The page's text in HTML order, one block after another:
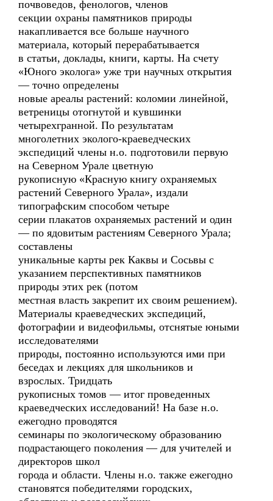
почвоведов, фенологов, членов
секции охраны памятников природы
накапливается все больше научного
материала, который перерабатывается
в статьи, доклады, книги, карты. На счету
«Юного эколога» уже три научных открытия
— точно определены
новые ареалы растений: коломии линейной,
ветреницы отогнутой и кувшинки
четырехгранной. По результатам
многолетних эколого-краеведческих
экспедиций члены н.о. подготовили первую
на Северном Урале цветную
рукописную «Красную книгу охраняемых
растений Северного Урала», издали
типографским способом четыре
серии плакатов охраняемых растений и один
— по ядовитым растениям Северного Урала;
составлены
уникальные карты рек Каквы и Сосьвы с
указанием перспективных памятников
природы этих рек (потом
местная власть закрепит их своим решением).
Материалы краеведческих экспедиций,
фотографии и видеофильмы, отснятые юными
исследователями
природы, постоянно используются ими при
беседах и лекциях для школьников и
взрослых. Тридцать
рукописных томов — итог проведенных
краеведческих исследований! На базе н.о.
ежегодно проводятся
семинары по экологическому образованию
подрастающего поколения — для учителей и
директоров школ
города и области. Члены н.о. также ежегодно
становятся победителями городских,